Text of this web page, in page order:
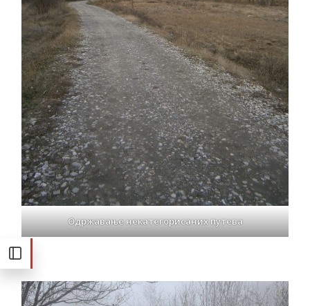
Одржавање некатегорисаних путева